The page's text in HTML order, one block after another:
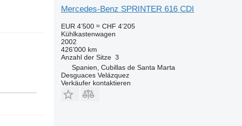
Mercedes-Benz SPRINTER 616 CDI
EUR 4’500 ≈ CHF 4’205
Kühlkastenwagen
2002
426’000 km
Anzahl der Sitze 3
Spanien, Cubillas de Santa Marta
Desguaces Velázquez
Verkäufer kontaktieren